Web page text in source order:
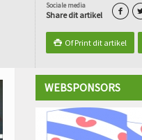
Sociale media
Share dit artikel 
 Of Print dit artikel
WEBSPONSORS